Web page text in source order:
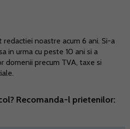
redactiei noastre acum 6 ani. Si-a
in urma cu peste 10 ani si a
domenii precum TVA, taxe si
Recomanda-l prietenilor: